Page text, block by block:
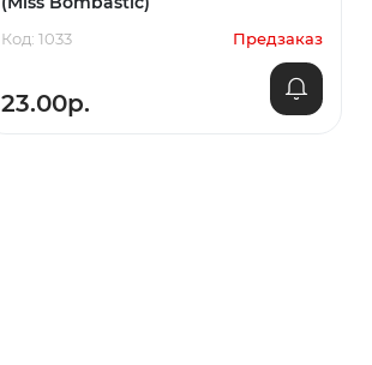
Код: 1033 Предзаказ
23.00р.